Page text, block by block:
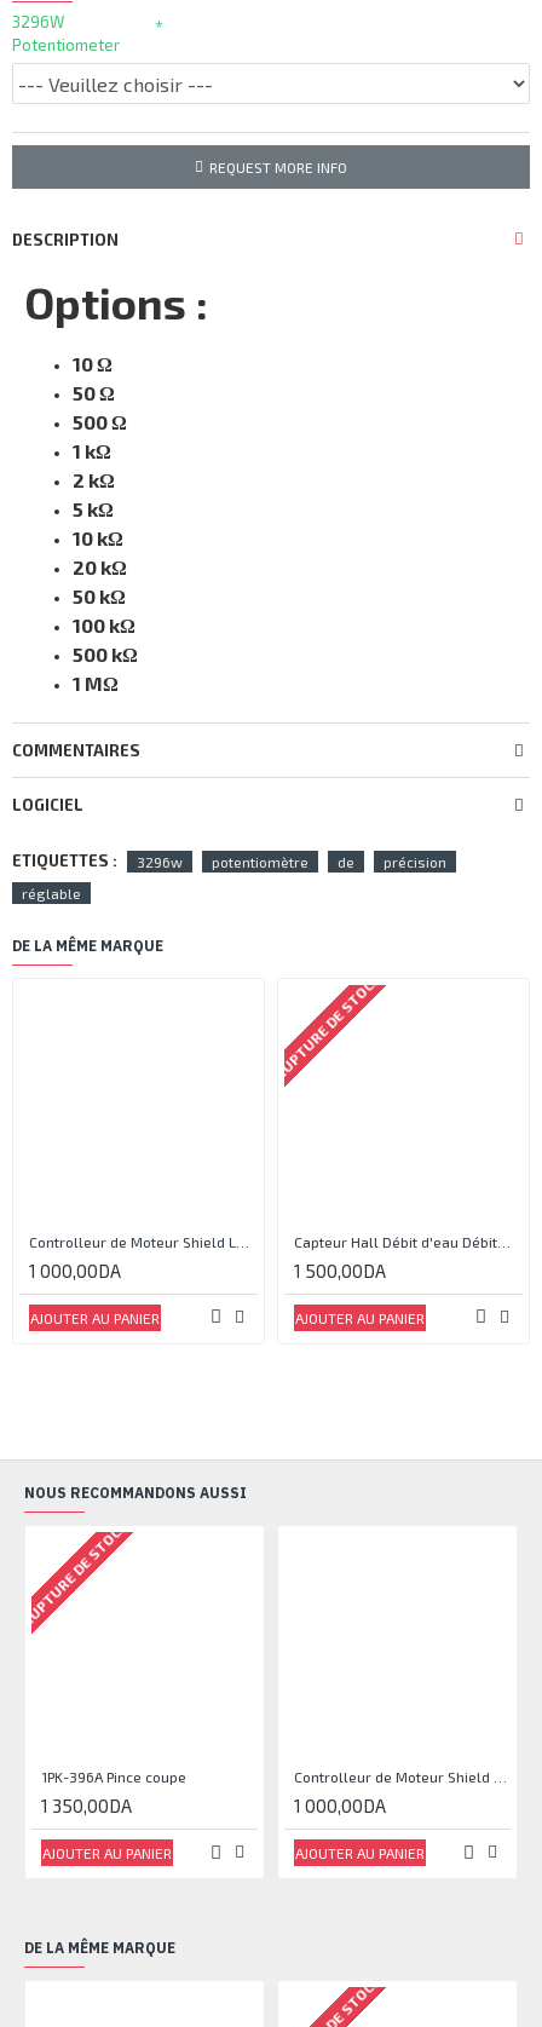
3296W
Potentiometer
REQUEST MORE INFO
DESCRIPTION
Options :
10 Ω
50 Ω
500 Ω
1 kΩ
2 kΩ
5 kΩ
10 kΩ
20 kΩ
50 kΩ
100 kΩ
500 kΩ
1 MΩ
COMMENTAIRES
LOGICIEL
ETIQUETTES : 3296w potentiomètre de
précision
réglable
DE LA MÊME MARQUE
1 000,00DA
AJOUTER AU PANIER
RUPTURE DE STOCK
Capteur Hall Débit d'eau Débitmètre Contrôle 1-30L Eau / min 1.75MPa
1 500,00DA
AJOUTER AU PANIER
NOUS RECOMMANDONS AUSSI
RUPTURE DE STOCK
1PK-396A Pince coupe
1 350,00DA
AJOUTER AU PANIER
1 000,00DA
AJOUTER AU PANIER
DE LA MÊME MARQUE